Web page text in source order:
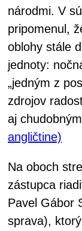
národmi. V
pripomenul,
oblohy stále
jednoty:
„jedným z
zdrojov
aj
angličtine)
Na oboch
zástupca
Pavel Gábor
sprava),